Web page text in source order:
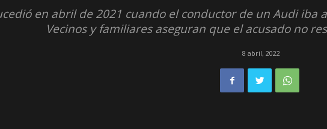
en abril de 2021 cuando el conductor de un Audi iba
Vecinos y familiares aseguran que el acusado no
8 abril, 2022